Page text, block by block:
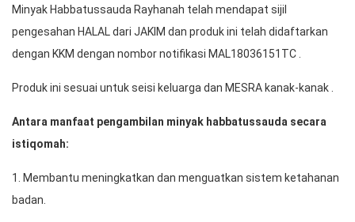
Minyak Habbatussauda Rayhanah telah mendapat sijil
pengesahan HALAL dari JAKIM dan produk ini telah didaftarkan
dengan KKM dengan nombor notifikasi MAL18036151TC .
Produk ini sesuai untuk seisi keluarga dan MESRA kanak-kanak .
Antara manfaat pengambilan minyak habbatussauda secara
istiqomah:
1. Membantu meningkatkan dan menguatkan sistem ketahanan
badan.